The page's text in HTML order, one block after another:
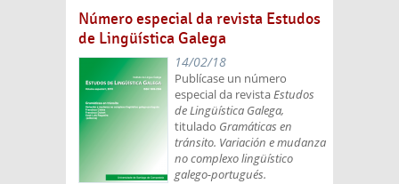
Número especial da revista Estudos
de Lingüística Galega
14/02/18
Publícase un número
especial da revistaEstudos
de Lingüística Galega,
titulado Gramáticas en
tránsito. Variación e mudanza
no complexo lingüístico
galego-portugués.